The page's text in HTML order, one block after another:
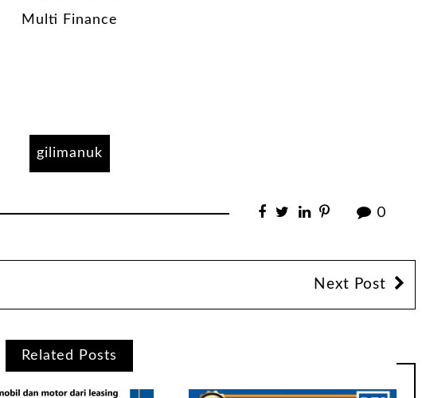
Multi Finance
gilimanuk
0
Next Post
Related Posts